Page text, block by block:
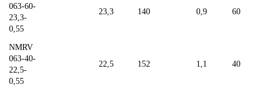
063-60-
23,3-
0,55
23,3 140 0,9 60
NMRV
063-40-
22,5-
0,55
22,5 152 1,1 40